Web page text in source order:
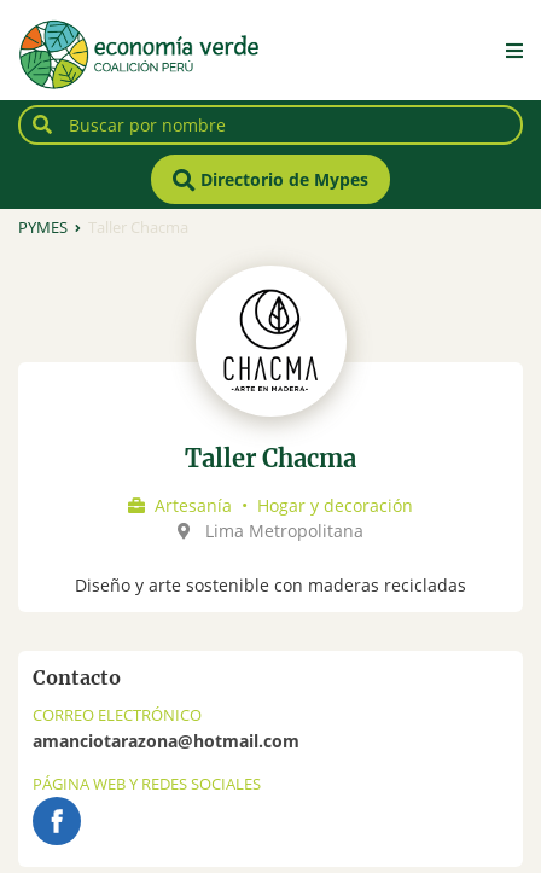
Directorio de Mypes
PYMES Taller Chacma
Taller Chacma
Artesanía • Hogar y decoración
Lima Metropolitana
Diseño y arte sostenible con maderas recicladas
Contacto
CORREO ELECTRÓNICO
amanciotarazona@hotmail.com
PÁGINA WEB Y REDES SOCIALES